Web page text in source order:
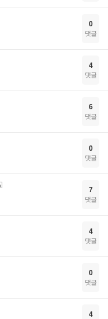
0
댓글
4
댓글
6
댓글
0
댓글
7
댓글
4
댓글
0
댓글
4